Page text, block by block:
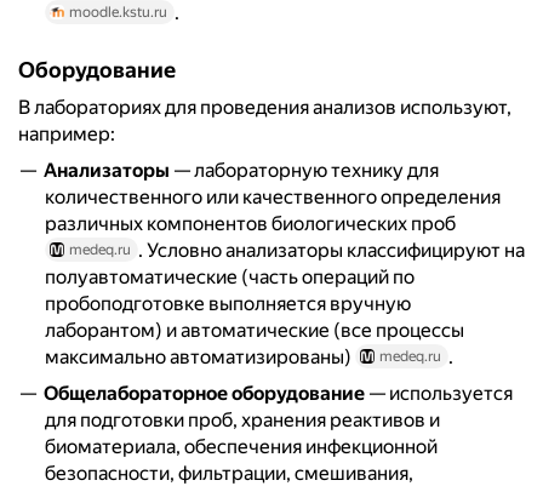
moodle.kstu.ru .
Оборудование
В лабораториях для проведения анализов используют,
например:
Анализаторы — лабораторную технику для
количественного или качественного определения
различных компонентов биологических проб
medeq.ru . Условно анализаторы классифицируют на
полуавтоматические (часть операций по
пробоподготовке выполняется вручную
лаборантом) и автоматические (все процессы
максимально автоматизированы)
medeq.ru .
Общелабораторное оборудование — используется
для подготовки проб, хранения реактивов и
биоматериала, обеспечения инфекционной
безопасности, фильтрации, смешивания,